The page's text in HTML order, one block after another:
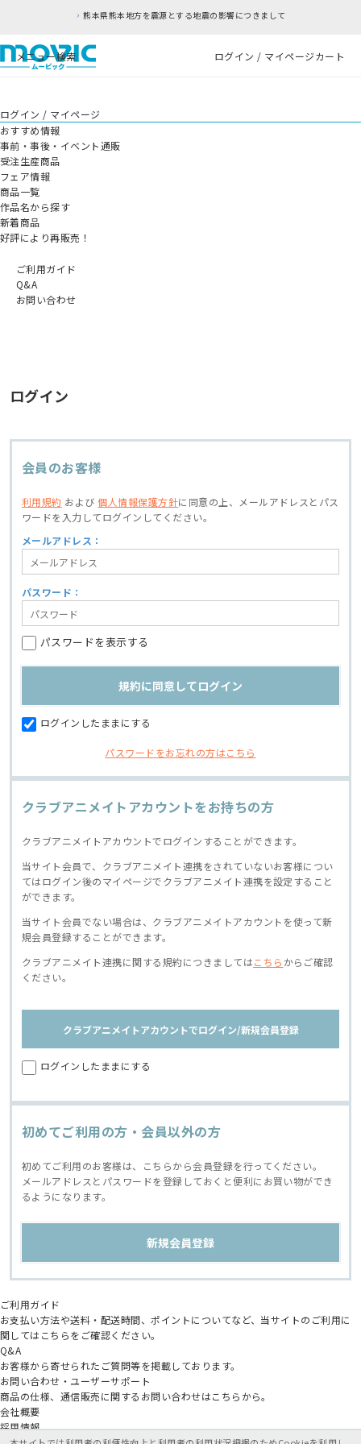
熊本県熊本地方を震源とする地震の影響につきまして
メニュー検索 ログイン / マイページカート
ログイン / マイページ
おすすめ情報
事前・事後・イベント通販
受注生産商品
フェア情報
商品一覧
作品名から探す
新着商品
好評により再販売！
ご利用ガイド
Q&A
お問い合わせ
ログイン
会員のお客様
利用規約 および個人情報保護方針に同意の上、
メールアドレスとパス
ワードを入力してログインしてください。
メールアドレス：
パスワード：
パスワードを表示する
ログインしたままにする
パスワードをお忘れの方はこちら
クラブアニメイトアカウントをお持ちの方
クラブアニメイトアカウントでログインすることができます。
当サイト会員で、クラブアニメイト連携をされていないお客様につい
てはログイン後のマイページでクラブアニメイト連携を設定すること
ができます。
当サイト会員でない場合は、クラブアニメイトアカウントを使って新
規会員登録することができます。
クラブアニメイト連携に関する規約につきましてはこちら からご確認
ください。
クラブアニメイトアカウントでログイン/新規会員登録
ログインしたままにする
初めてご利用の方・会員以外の方
初めてご利用のお客様は、こちらから会員登録を行ってください。
メールアドレスとパスワードを登録しておくと便利にお買い物ができ
るようになります。
ご利用ガイド
お支払い方法や送料・配送時間、ポイントについてなど、当サイトのご利用に
関してはこちらをご確認ください。
Q&A
お客様から寄せられたご質問等を掲載しております。
お問い合わせ・ユーザーサポート
商品の仕様、通信販売に関するお問い合わせはこちらから。
会社概要
採用情報